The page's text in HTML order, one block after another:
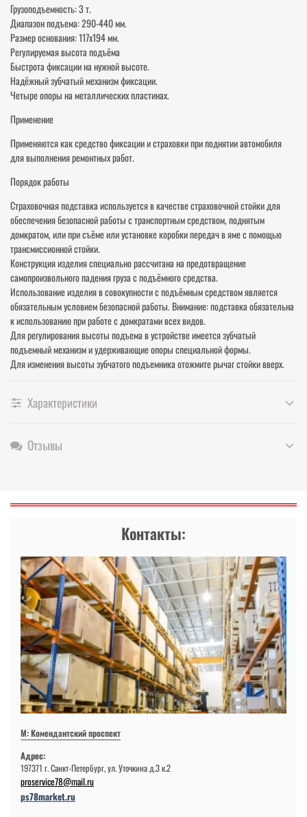
Грузоподъемность: 3 т.
Диапазон подъема: 290-440 мм.
Размер основания: 117х194 мм.
Регулируемая высота подъёма
Быстрота фиксации на нужной высоте.
Надёжный зубчатый механизм фиксации.
Четыре опоры на металлических пластинах.
Применение
Применяются как средство фиксации и страховки при поднятии автомобиля
для выполнения ремонтных работ.
Порядок работы
Страховочная подставка используется в качестве страховочной стойки для
обеспечения безопасной работы с транспортным средством, поднятым
домкратом, или при съёме или установке коробки передач в яме с помощью
трансмиссионной стойки.
Конструкция изделия специально рассчитана на предотвращение
самопроизвольного падения груза с подъёмного средства.
Использование изделия в совокупности с подъёмным средством является
обязательным условием безопасной работы. Внимание: подставка обязательна
к использованию при работе с домкратами всех видов.
Для регулирования высоты подъема в устройстве имеется зубчатый
подъемный механизм и удерживающие опоры специальной формы.
Для изменения высоты зубчатого подъемника отожмите рычаг стойки вверх.
Характеристики
Отзывы
Контакты:
М: Комендантский проспект
Адрес:
197371 г. Санкт-Петербург, ул. Уточкина д.3 к.2
proservice78@mail.ru
ps78market.ru